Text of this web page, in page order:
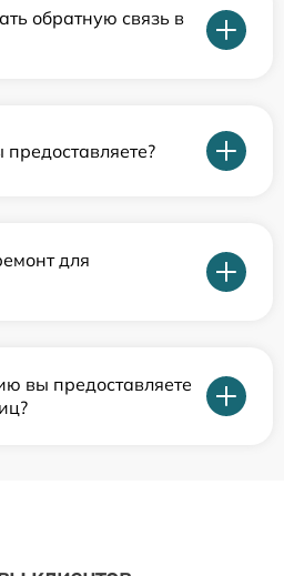
обратную связь в
для
вы предоставляете